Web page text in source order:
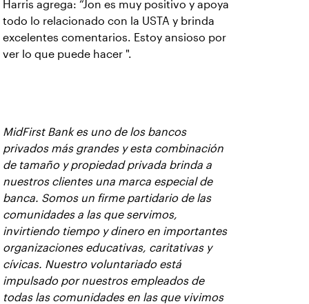
Harris agrega: “Jon es muy positivo y apoya
todo lo relacionado con la USTA y brinda
excelentes comentarios. Estoy ansioso por
ver lo que puede hacer ".
MidFirst Bank es uno de los bancos
privados más grandes y esta combinación
de tamaño y propiedad privada brinda a
nuestros clientes una marca especial de
banca. Somos un firme partidario de las
comunidades a las que servimos,
invirtiendo tiempo y dinero en importantes
organizaciones educativas, caritativas y
cívicas. Nuestro voluntariado está
impulsado por nuestros empleados de
todas las comunidades en las que vivimos